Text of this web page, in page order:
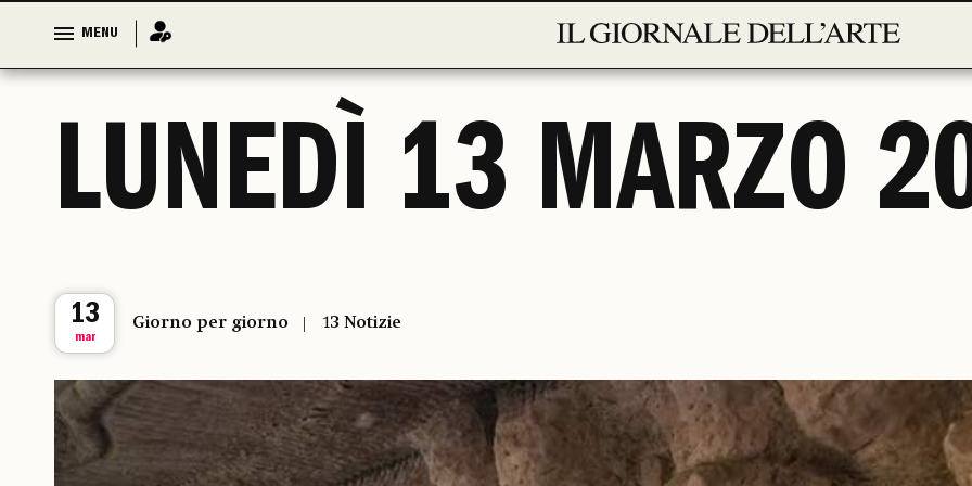
MENU
MENU
LUNEDÌ 13 MARZO
13
mar
Giorno per giorno 13 Notizie